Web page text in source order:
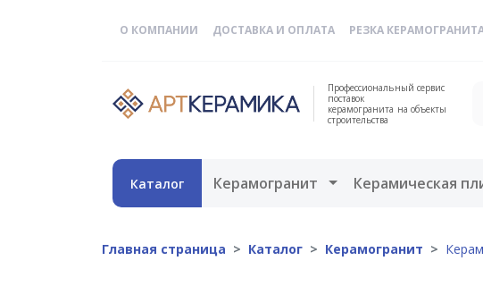
О КОМПАНИИ ДОСТАВКА И ОПЛАТА РЕЗКА
Профессиональный сервис
поставок
керамогранита на объекты
строительства
Каталог Керамогранит Открыть меню
Керамическая
Главная страница Каталог Керамогранит